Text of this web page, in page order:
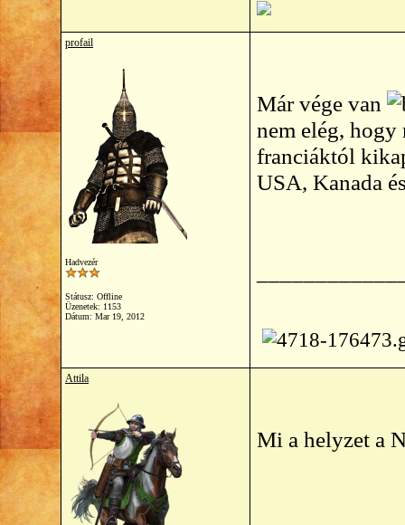
profail
Hadvezér
Státusz: Offline
Üzenetek: 1153
Dátum: Mar 19, 2012
Már vége van
nem elég,
franciáktól
USA, Kanada
Attila
Mi a helyzet a